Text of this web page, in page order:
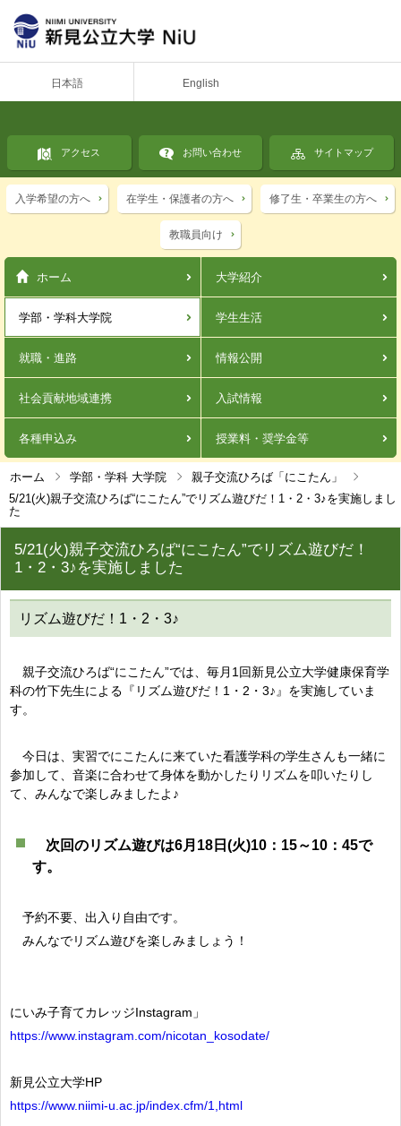
日本語 English
アクセス お問い合わせ サイトマップ
入学希望の方へ 在学生・保護者の方へ 修了生・卒業生の方へ
教職員向け
ホーム 大学紹介
学部・学科大学院 学生生活
就職・進路 情報公開
社会貢献地域連携 入試情報
各種申込み 授業料・奨学金等
ホーム 学部・学科 大学院
親子交流ひろば「にこたん」
5/21(火)親子交流ひろば“にこたん”でリズム遊びだ！1・2・3♪を実施しまし
た
5/21(火)親子交流ひろば“にこたん”でリズム遊びだ！
1・2・3♪を実施しました
リズム遊びだ！1・2・3♪
親子交流ひろば“にこたん”では、毎月1回新見公立大学健康保育学
科の竹下先生による『リズム遊びだ！1・2・3♪』を実施していま
す。
今日は、実習でにこたんに来ていた看護学科の学生さんも一緒に
参加して、音楽に合わせて身体を動かしたりリズムを叩いたりし
て、みんなで楽しみましたよ♪
次回のリズム遊びは6月18日(火)10：15～10：45で
す。
予約不要、出入り自由です。
みんなでリズム遊びを楽しみましょう！
にいみ子育てカレッジInstagram」
https://www.instagram.com/nicotan_kosodate/
新見公立大学HP
https://www.niimi-u.ac.jp/index.cfm/1,html